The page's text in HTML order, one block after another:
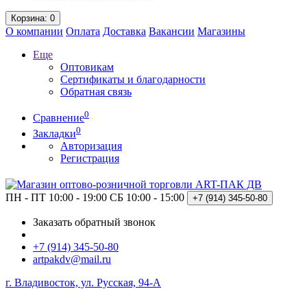
Корзина: 0
О компании Оплата Доставка Вакансии Магазины
Еще
Оптовикам
Сертификаты и благодарности
Обратная связь
Сравнение0
Закладки0
Авторизация
Регистрация
ПН - ПТ 10:00 - 19:00 СБ 10:00 - 15:00 +7 (914) 345-50-80
Заказать обратный звонок
+7 (914) 345-50-80
artpakdv@mail.ru
г. Владивосток, ул. Русская, 94-А